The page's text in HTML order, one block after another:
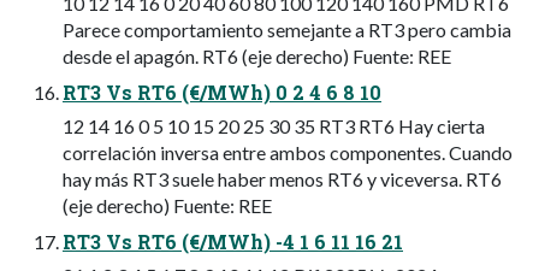
Parece comportamiento semejante a RT3 pero cambia
desde el apagón. RT6 (eje derecho) Fuente: REE
RT3 Vs RT6 (€/MWh) 0 2 4 6 8 10
12 14 16 0 5 10 15 20 25 30 35 RT3 RT6 Hay cierta
correlación inversa entre ambos componentes. Cuando
hay más RT3 suele haber menos RT6 y viceversa. RT6
(eje derecho) Fuente: REE
RT3 Vs RT6 (€/MWh) -4 1 6 11 16 21